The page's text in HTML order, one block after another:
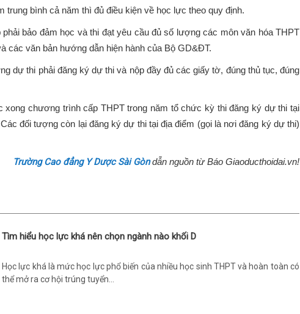
trung bình cả năm thì đủ điều kiện về học lực theo quy định.
bảo đảm học và thi đạt yêu cầu đủ số lượng các môn văn hóa THPT
các văn bản hướng dẫn hiện hành của Bộ GD&ĐT.
dự thi phải đăng ký dự thi và nộp đầy đủ các giấy tờ, đúng thủ tục, đúng
xong chương trình cấp THPT trong năm tổ chức kỳ thi đăng ký dự thi tại
đối tượng còn lại đăng ký dự thi tại địa điểm (gọi là nơi đăng ký dự thi)
Trường Cao đẳng Y Dược Sài Gòndẫn nguồn từ Báo Giaoducthoidai.vn!
Tìm hiểu học lực khá nên chọn ngành nào khối D
Học lực khá là mức học lực phổ biến của nhiều học sinh THPT và hoàn toàn có
thể mở ra cơ hội trúng tuyển...